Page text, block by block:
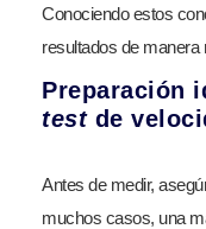
Conociendo estos
resultados de manera
Preparación
testde
Antes de medir,
muchos casos, una